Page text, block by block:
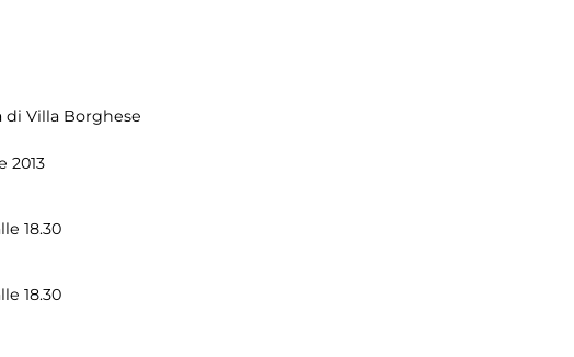
di Villa Borghese
2013
18.30
18.30